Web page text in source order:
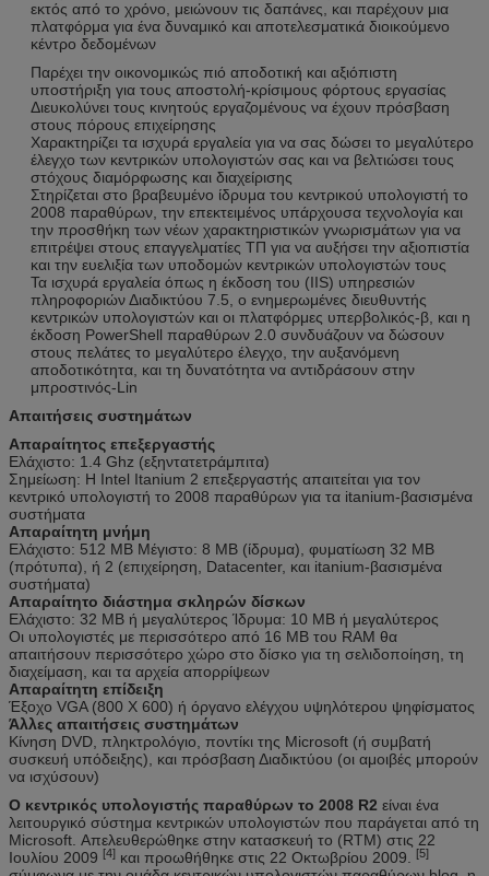
εκτός από το χρόνο, μειώνουν τις δαπάνες, και παρέχουν μια
πλατφόρμα για ένα δυναμικό και αποτελεσματικά διοικούμενο
κέντρο δεδομένων
Παρέχει την οικονομικώς πιό αποδοτική και αξιόπιστη
υποστήριξη για τους αποστολή-κρίσιμους φόρτους εργασίας
Διευκολύνει τους κινητούς εργαζομένους να έχουν πρόσβαση
στους πόρους επιχείρησης
Χαρακτηρίζει τα ισχυρά εργαλεία για να σας δώσει το μεγαλύτερο
έλεγχο των κεντρικών υπολογιστών σας και να βελτιώσει τους
στόχους διαμόρφωσης και διαχείρισης
Στηρίζεται στο βραβευμένο ίδρυμα του κεντρικού υπολογιστή το
2008 παραθύρων, την επεκτειμένος υπάρχουσα τεχνολογία και
την προσθήκη των νέων χαρακτηριστικών γνωρισμάτων για να
επιτρέψει στους επαγγελματίες ΤΠ για να αυξήσει την αξιοπιστία
και την ευελιξία των υποδομών κεντρικών υπολογιστών τους
Τα ισχυρά εργαλεία όπως η έκδοση του (IIS) υπηρεσιών
πληροφοριών Διαδικτύου 7.5, ο ενημερωμένες διευθυντής
κεντρικών υπολογιστών και οι πλατφόρμες υπερβολικός-β, και η
έκδοση PowerShell παραθύρων 2.0 συνδυάζουν να δώσουν
στους πελάτες το μεγαλύτερο έλεγχο, την αυξανόμενη
αποδοτικότητα, και τη δυνατότητα να αντιδράσουν στην
μπροστινός-Lin
Απαιτήσεις συστημάτων
Απαραίτητος επεξεργαστής
Ελάχιστο: 1.4 Ghz (εξηντατετράμπιτα)
Σημείωση: Η Intel Itanium 2 επεξεργαστής απαιτείται για τον
κεντρικό υπολογιστή το 2008 παραθύρων για τα itanium-βασισμένα
συστήματα
Απαραίτητη μνήμη
Ελάχιστο: 512 ΜΒ Μέγιστο: 8 ΜΒ (ίδρυμα), φυματίωση 32 ΜΒ
(πρότυπα), ή 2 (επιχείρηση, Datacenter, και itanium-βασισμένα
συστήματα)
Απαραίτητο διάστημα σκληρών δίσκων
Ελάχιστο: 32 ΜΒ ή μεγαλύτερος Ίδρυμα: 10 ΜΒ ή μεγαλύτερος
Οι υπολογιστές με περισσότερο από 16 ΜΒ του RAM θα
απαιτήσουν περισσότερο χώρο στο δίσκο για τη σελιδοποίηση, τη
διαχείμαση, και τα αρχεία απορρίψεων
Απαραίτητη επίδειξη
Έξοχο VGA (800 X 600) ή όργανο ελέγχου υψηλότερου ψηφίσματος
Άλλες απαιτήσεις συστημάτων
Κίνηση DVD, πληκτρολόγιο, ποντίκι της Microsoft (ή συμβατή
συσκευή υπόδειξης), και πρόσβαση Διαδικτύου (οι αμοιβές μπορούν
να ισχύσουν)
Ο κεντρικός υπολογιστής παραθύρων το 2008 R2 είναι ένα
λειτουργικό σύστημα κεντρικών υπολογιστών που παράγεται από τη
Microsoft. Απελευθερώθηκε στην κατασκευή το (RTM) στις 22
Ιουλίου 2009 [4] και προωθήθηκε στις 22 Οκτωβρίου 2009. [5]